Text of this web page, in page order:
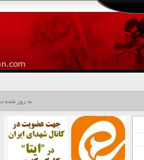
به روز شده در: ۱۵ مرداد ۱۴۰۵ -